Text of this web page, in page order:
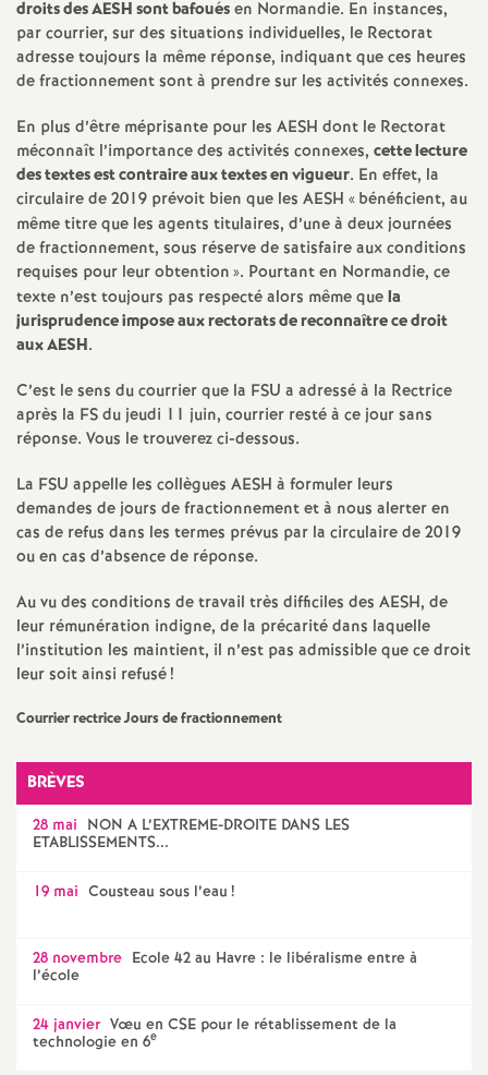
d
e
s
E
n
s
e
i
g
n
e
m
n
t
d
S
droits des AESH sont bafouésen Normandie. En instances,
par courrier, sur des situations individuelles, le Rectorat
adresse toujours la même réponse, indiquant que ces heures
de fractionnement sont à prendre sur les activités connexes.
En plus d’être méprisante pour les AESH dont le Rectorat
méconnaît l’importance des activités connexes, cette lecture
des textes est contraire aux textes en vigueur. En effet, la
circulaire de 2019 prévoit bien que les AESH «bénéficient, au
même titre que les agents titulaires, d’une à deux journées
de fractionnement, sous réserve de satisfaire aux conditions
requises pour leur obtention». Pourtant en Normandie, ce
texte n’est toujours pas respecté alors même quela
jurisprudence impose aux rectorats de reconnaître ce droit
aux AESH.
C’est le sens du courrier que la FSU a adressé à la Rectrice
après la FS du jeudi 11 juin, courrier resté à ce jour sans
réponse. Vous le trouverez ci-dessous.
La FSU appelle les collègues AESH à formuler leurs
demandes de jours de fractionnement et à nous alerter en
cas de refus dans les termes prévus par la circulaire de 2019
ou en cas d’absence de réponse.
Au vu des conditions de travail très difficiles des AESH, de
leur rémunération indigne, de la précarité dans laquelle
l’institution les maintient, il n’est pas admissible que ce droit
leur soit ainsi refusé!
Courrier rectrice Jours de fractionnement
BRÈVES
28 mai NON A L’EXTREME-DROITE DANS LES
ETABLISSEMENTS...
19 mai Cousteau sous l’eau !
28 novembre Ecole 42 au Havre : le libéralisme entre à
l’école
24 janvier Vœu en CSE pour le rétablissement de la
technologie en 6e